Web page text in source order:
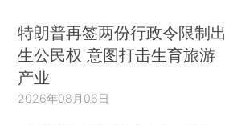
特朗普再签两份行政令限制出
生公民权 意图打击生育旅游
产业
2026年08月06日